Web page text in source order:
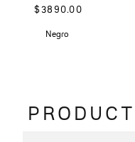
$3890.00
Negro